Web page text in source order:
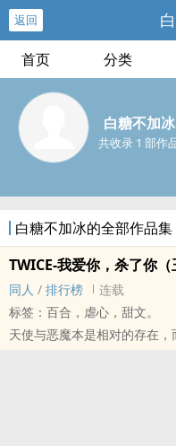
返回
首页 分类
白糖不加冰
共收录 1 部作
白糖不加冰的全部作品集
TWICE-我爱你，杀了你（
‌同‎‍人‍‍ / 排行榜
连载
标签：百合，虐心，甜文。
天使与恶魔本是相对的存在